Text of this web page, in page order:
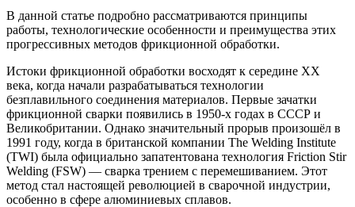
В данной статье подробно рассматриваются принципы
работы, технологические особенности и преимущества этих
прогрессивных методов фрикционной обработки.
Истоки фрикционной обработки восходят к середине XX
века, когда начали разрабатываться технологии
безплавильного соединения материалов. Первые зачатки
фрикционной сварки появились в 1950-х годах в СССР и
Великобритании. Однако значительный прорыв произошёл в
1991 году, когда в британской компании The Welding Institute
(TWI) была официально запатентована технология Friction Stir
Welding (FSW) — сварка трением с перемешиванием. Этот
метод стал настоящей революцией в сварочной индустрии,
особенно в сфере алюминиевых сплавов.